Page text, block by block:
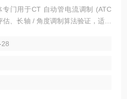
专门用于CT 自动管电流调制 (ATC
、长轴 / 角度调制算法验证，适配